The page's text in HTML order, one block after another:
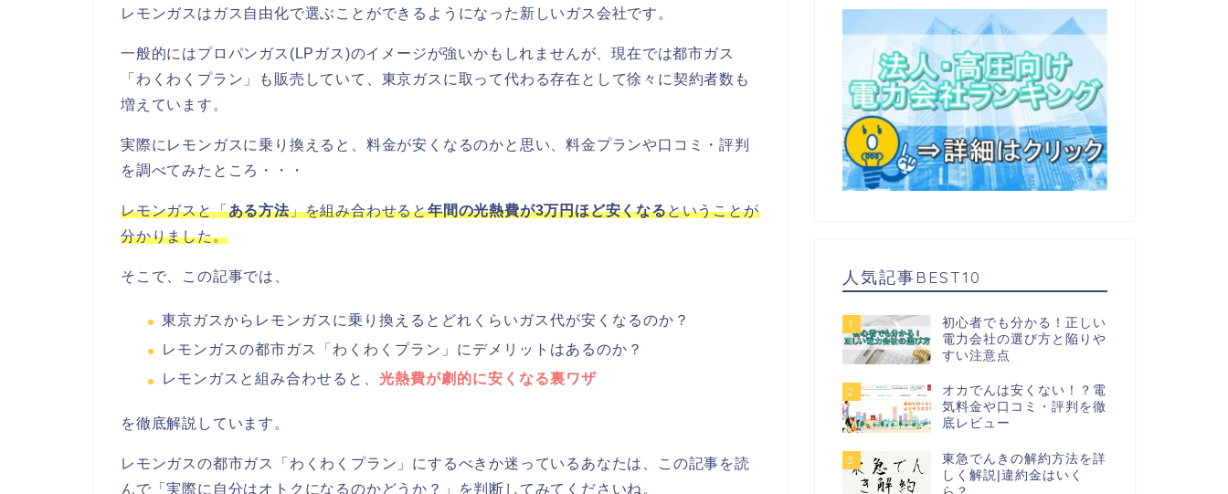
レモンガスはガス自由化で選ぶことができるようになった新しいガス会社です。
一般的にはプロパンガス(LPガス)のイメージが強いかもしれませんが、現在では都市ガス
「わくわくプラン」も販売していて、東京ガスに取って代わる存在として徐々に契約者数も
増えています。
実際にレモンガスに乗り換えると、料金が安くなるのかと思い、料金プランや口コミ・評判
を調べてみたところ・・・
レモンガスと「ある方法」を組み合わせると年間の光熱費が3万円ほど安くなるということが
分かりました。
そこで、この記事では、
東京ガスからレモンガスに乗り換えるとどれくらいガス代が安くなるのか？
レモンガスの都市ガス「わくわくプラン」にデメリットはあるのか？
レモンガスと組み合わせると、 光熱費が劇的に安くなる裏ワザ
を徹底解説しています。
レモンガスの都市ガス「わくわくプラン」にするべきか迷っているあなたは、この記事を読
んで「実際に自分はオトクになるのかどうか？」を判断してみてくださいね。
人気記事BEST10
1
初心者でも分かる！正しい
電力会社の選び方と陥りや
すい注意点
2
オカでんは安くない！？電
気料金や口コミ・評判を徹
底レビュー
3
東急でんきの解約方法を詳
しく解説|違約金はいく